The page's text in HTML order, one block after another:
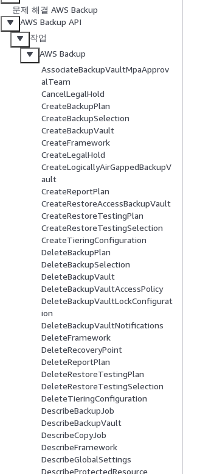
문제 해결 AWS Backup
AWS Backup API
작업
AWS Backup
AssociateBackupVaultMpaApprov
alTeam
CancelLegalHold
CreateBackupPlan
CreateBackupSelection
CreateBackupVault
CreateFramework
CreateLegalHold
CreateLogicallyAirGappedBackupV
ault
CreateReportPlan
CreateRestoreAccessBackupVault
CreateRestoreTestingPlan
CreateRestoreTestingSelection
CreateTieringConfiguration
DeleteBackupPlan
DeleteBackupSelection
DeleteBackupVault
DeleteBackupVaultAccessPolicy
DeleteBackupVaultLockConfigurat
ion
DeleteBackupVaultNotifications
DeleteFramework
DeleteRecoveryPoint
DeleteReportPlan
DeleteRestoreTestingPlan
DeleteRestoreTestingSelection
DeleteTieringConfiguration
DescribeBackupJob
DescribeBackupVault
DescribeCopyJob
DescribeFramework
DescribeGlobalSettings
DescribeProtectedResource